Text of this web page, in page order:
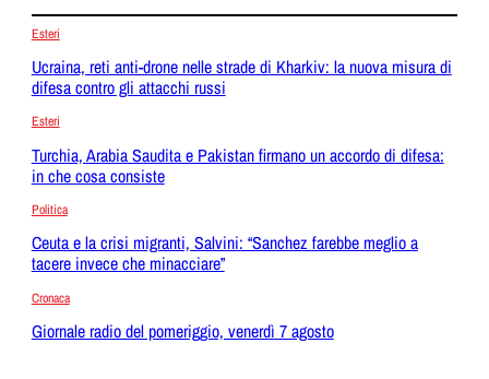
Esteri
Ucraina, reti anti-drone nelle strade di Kharkiv: la nuova misura di
difesa contro gli attacchi russi
Esteri
Turchia, Arabia Saudita e Pakistan firmano un accordo di difesa:
in che cosa consiste
Politica
Ceuta e la crisi migranti, Salvini: “Sanchez farebbe meglio a
tacere invece che minacciare”
Cronaca
Giornale radio del pomeriggio, venerdì 7 agosto